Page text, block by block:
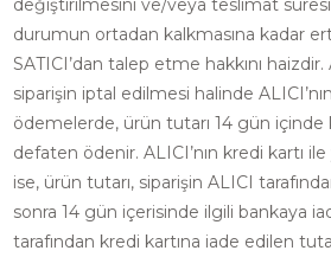
değiştirilmesini ve/veya teslimat
durumun ortadan kalkmasına kadar
SATICI’dan talep etme hakkını haizdir.
siparişin iptal edilmesi halinde
ödemelerde, ürün tutarı 14 gün
defaten ödenir. ALICI’nın kredi kartı
ise, ürün tutarı, siparişin ALICI
sonra 14 gün içerisinde ilgili bankaya
tarafından kredi kartına iade edilen